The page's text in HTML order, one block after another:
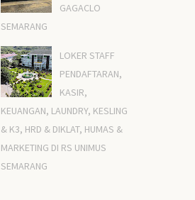
GAGACLO
SEMARANG
LOKER STAFF
PENDAFTARAN,
KASIR,
KEUANGAN, LAUNDRY, KESLING
& K3, HRD & DIKLAT, HUMAS &
MARKETING DI RS UNIMUS
SEMARANG